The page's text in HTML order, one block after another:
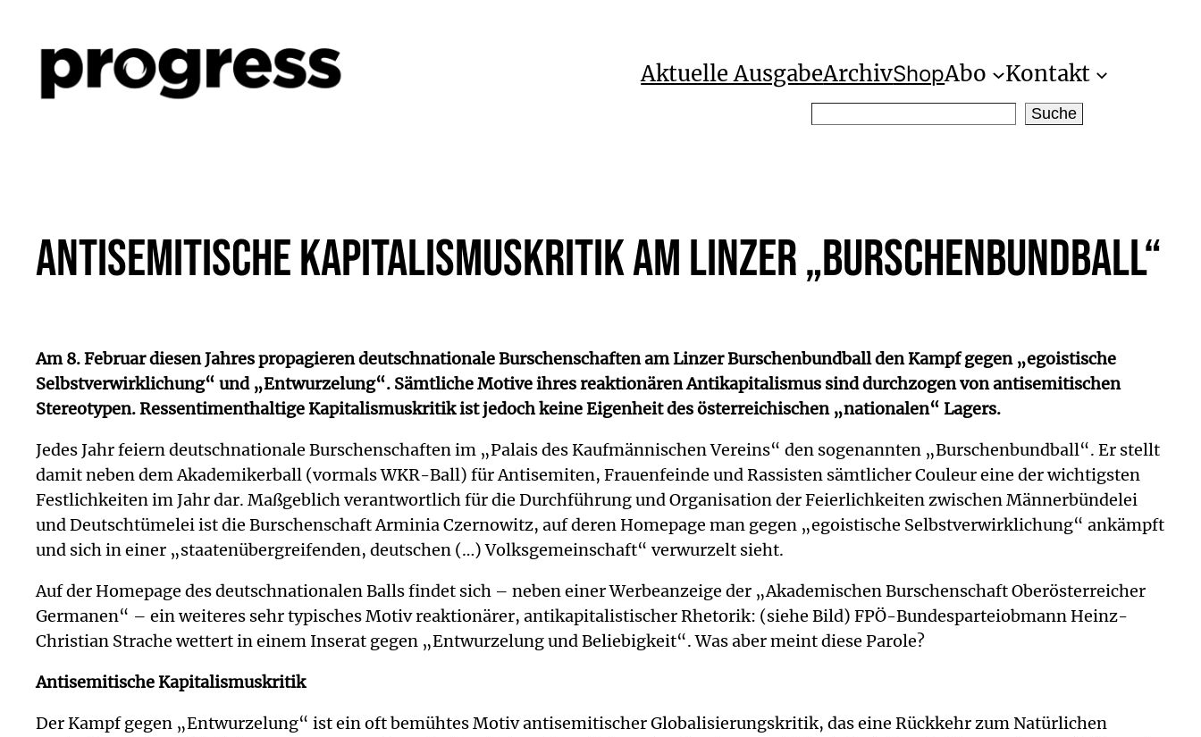
Inhalt
springen
Aktuelle AusgabeArchivShopAbo Kontakt
Suche
Antisemitische Kapitalismuskritik am Linzer „Burschenbundball“
Am 8. Februar diesen Jahres propagieren deutschnationale Burschenschaften am Linzer Burschenbundball den Kampf gegen „egoistische
Selbstverwirklichung“ und „Entwurzelung“. Sämtliche Motive ihres reaktionären Antikapitalismus sind durchzogen von antisemitischen
Stereotypen. Ressentimenthaltige Kapitalismuskritik ist jedoch keine Eigenheit des österreichischen „nationalen“ Lagers.
Jedes Jahr feiern deutschnationale Burschenschaften im „Palais des Kaufmännischen Vereins“ den sogenannten „Burschenbundball“. Er stellt
damit neben dem Akademikerball (vormals WKR-Ball) für Antisemiten, Frauenfeinde und Rassisten sämtlicher Couleur eine der wichtigsten
Festlichkeiten im Jahr dar. Maßgeblich verantwortlich für die Durchführung und Organisation der Feierlichkeiten zwischen Männerbündelei
und Deutschtümelei ist die Burschenschaft Arminia Czernowitz, auf deren Homepage man gegen „egoistische Selbstverwirklichung“ ankämpft
und sich in einer „staatenübergreifenden, deutschen (…) Volksgemeinschaft“ verwurzelt sieht.
Auf der Homepage des deutschnationalen Balls findet sich – neben einer Werbeanzeige der „Akademischen Burschenschaft Oberösterreicher
Germanen“ – ein weiteres sehr typisches Motiv reaktionärer, antikapitalistischer Rhetorik: (siehe Bild) FPÖ-Bundesparteiobmann Heinz-
Christian Strache wettert in einem Inserat gegen „Entwurzelung und Beliebigkeit“. Was aber meint diese Parole?
Antisemitische Kapitalismuskritik
Der Kampf gegen „Entwurzelung“ ist ein oft bemühtes Motiv antisemitischer Globalisierungskritik, das eine Rückkehr zum Natürlichen